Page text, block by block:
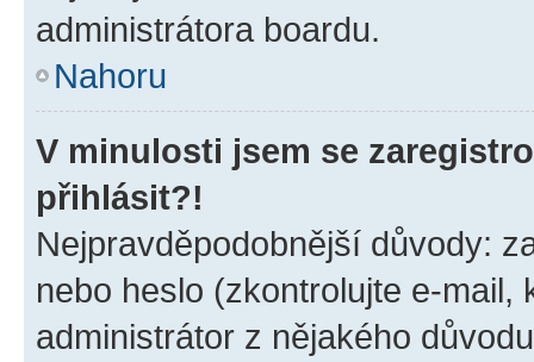
administrátora boardu.
Nahoru
V minulosti jsem se
přihlásit?!
Nejpravděpodobnější důvody:
nebo heslo (zkontrolujte e-
administrátor z nějakého